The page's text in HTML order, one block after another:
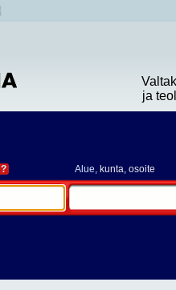
ja
? Alue, kunta, osoite